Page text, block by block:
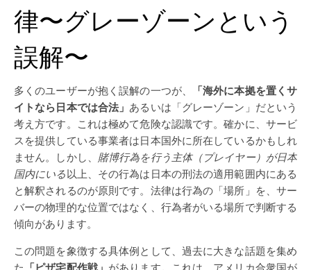
律〜グレーゾーンという
誤解〜
多くのユーザーが抱く誤解の一つが、
「海外に本拠を置くサ
イトなら日本では合法」 あるいは「グレーゾーン」だという
考え方です。これは極めて危険な認識です。確かに、サービ
スを提供している事業者は日本国外に所在しているかもしれ
ません。しかし、 賭博行為を行う主体（プレイヤー）が日本
国内にいる以上、その行為は日本の刑法の適用範囲内にある
と解釈されるのが原則です。法律は行為の「場所」を、サー
バーの物理的な位置ではなく、行為者がいる場所で判断する
傾向があります。
この問題を象徴する具体例として、過去に大きな話題を集め
た 「ピザ宅配作戦」 があります。これは、アメリカ合衆国が